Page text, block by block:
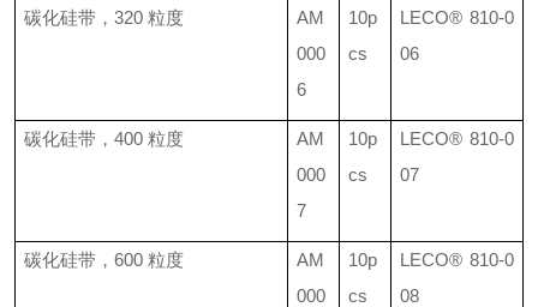
碳化硅带， 320 粒度
AM
000
6
10p
cs
LECO® 810-0
06
碳化硅带， 400 粒度
AM
000
7
10p
cs
LECO® 810-0
07
碳化硅带， 600 粒度
AM
000
10p
cs
LECO® 810-0
08